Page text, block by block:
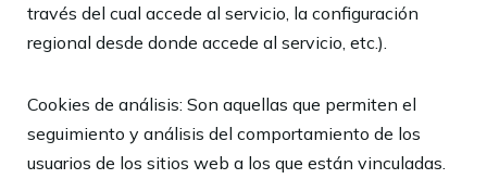
través del cual accede al servicio, la configuración
regional desde donde accede al servicio, etc.).
Cookies de análisis: Son aquellas que permiten el
seguimiento y análisis del comportamiento de los
usuarios de los sitios web a los que están vinculadas.